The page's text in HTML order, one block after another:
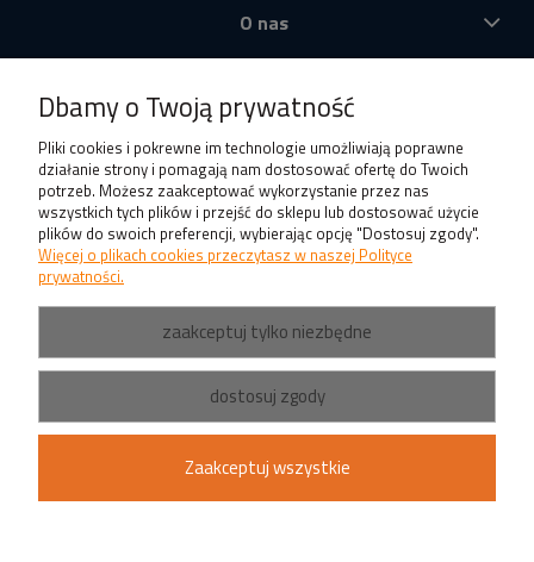
O nas
Dbamy o Twoją prywatność
Pliki cookies i pokrewne im technologie umożliwiają poprawne
działanie strony i pomagają nam dostosować ofertę do Twoich
potrzeb. Możesz zaakceptować wykorzystanie przez nas
wszystkich tych plików i przejść do sklepu lub dostosować użycie
plików do swoich preferencji, wybierając opcję "Dostosuj zgody".
Więcej o plikach cookies przeczytasz w naszej Polityce
prywatności.
zaakceptuj tylko niezbędne
dostosuj zgody
Zaakceptuj wszystkie